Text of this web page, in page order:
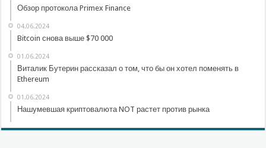
Обзор протокола Primex Finance
04.06.2024
Bitcoin снова выше $70 000
01.06.2024
Виталик Бутерин рассказал о том, что бы он хотел поменять в
Ethereum
01.06.2024
Нашумевшая криптовалюта NOT растет против рынка